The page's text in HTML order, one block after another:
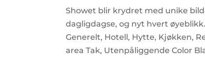
Showet blir krydret med unike
dagligdagse, og nyt hvert
Generelt, Hotell, Hytte, Kjøkken,
area Tak, Utenpåliggende Color